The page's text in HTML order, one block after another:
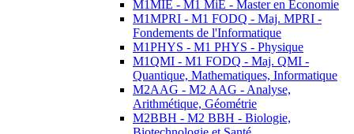
M1MIE - M1 MiE - Master en Economie
M1MPRI - M1 FODQ - Maj. MPRI -
Fondements de l'Informatique
M1PHYS - M1 PHYS - Physique
M1QMI - M1 FODQ - Maj. QMI -
Quantique, Mathematiques, Informatique
M2AAG - M2 AAG - Analyse,
Arithmétique, Géométrie
M2BBH - M2 BBH - Biologie,